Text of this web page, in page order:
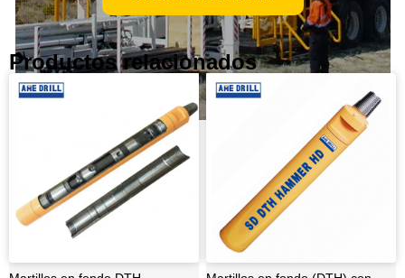
Productos relacionados